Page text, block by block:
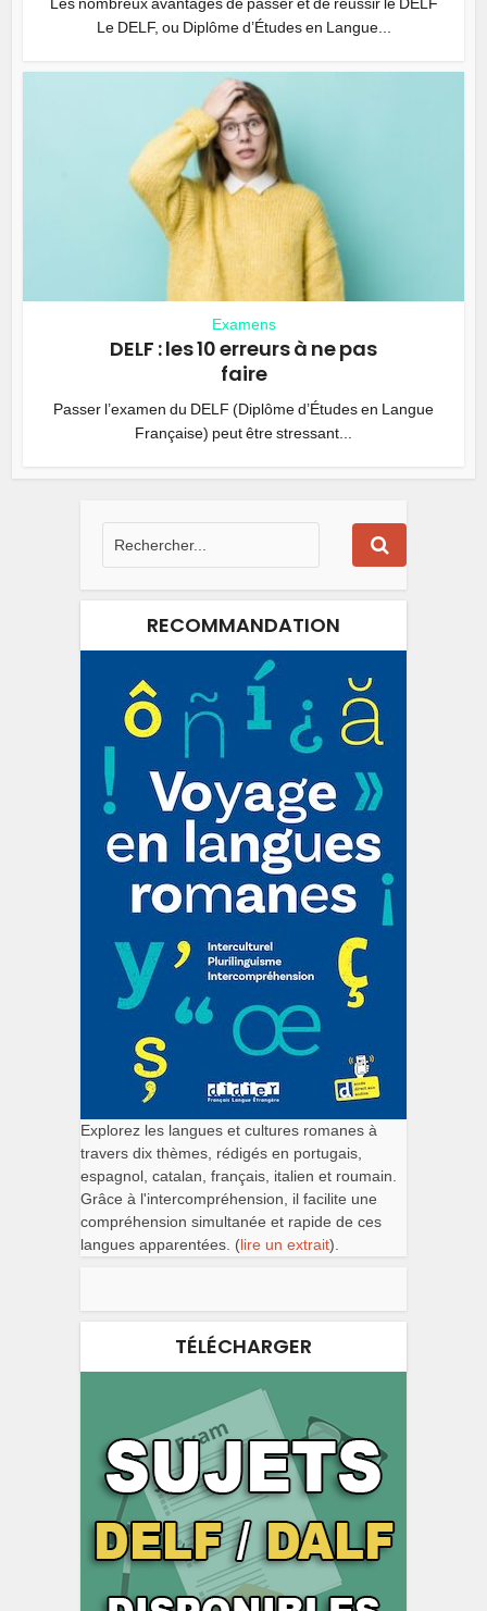
Les nombreux avantages de passer et de réussir le DELF
Le DELF, ou Diplôme d’Études en Langue...
Examens
DELF : les 10 erreurs à ne pas
faire
Passer l’examen du DELF (Diplôme d’Études en Langue
Française) peut être stressant...
RECOMMANDATION
Explorez les langues et cultures romanes à
travers dix thèmes, rédigés en portugais,
espagnol, catalan, français, italien et roumain.
Grâce à l'intercompréhension, il facilite une
compréhension simultanée et rapide de ces
langues apparentées. (lire un extrait).
TÉLÉCHARGER